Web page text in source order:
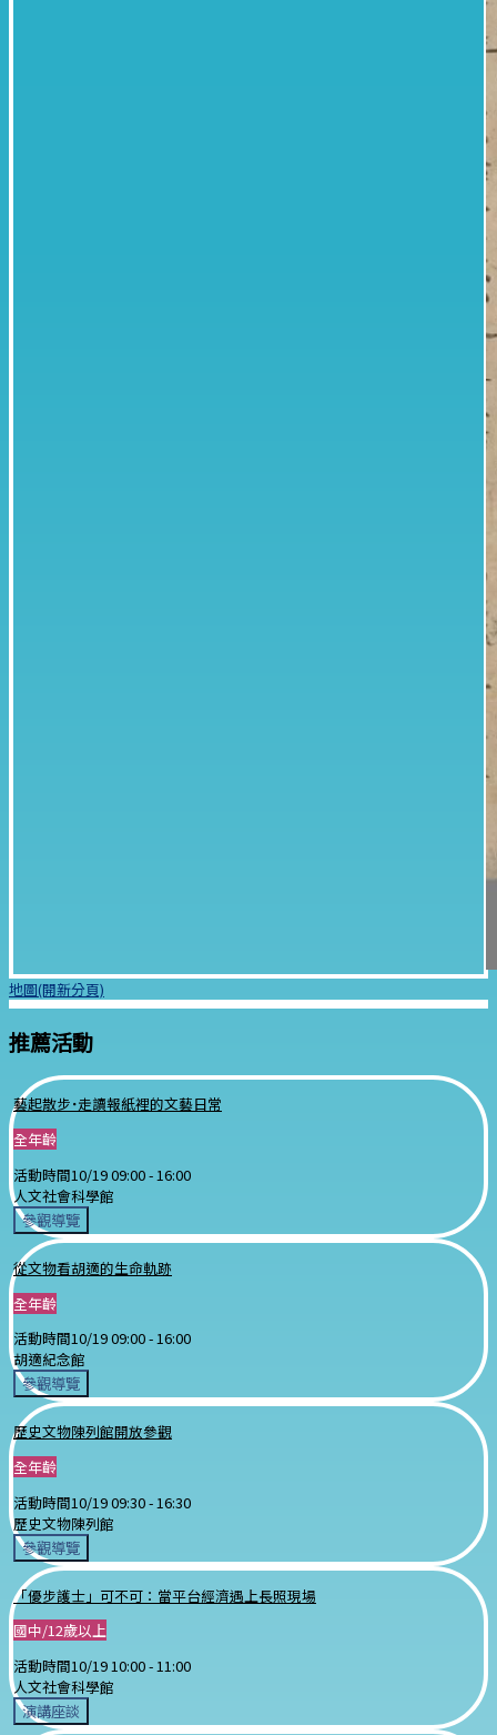
地圖(開新分頁)
推薦活動
藝起散步˙走讀報紙裡的文藝日常
全年齡
活動時間10/19 09:00 -16:00
人文社會科學館
參觀導覽
從文物看胡適的生命軌跡
全年齡
活動時間10/19 09:00 -16:00
胡適紀念館
參觀導覽
歷史文物陳列館開放參觀
全年齡
活動時間10/19 09:30 -16:30
歷史文物陳列館
參觀導覽
「優步護士」可不可：當平台經濟遇上長照現場
國中/12歲以上
活動時間10/19 10:00 -11:00
人文社會科學館
演講座談